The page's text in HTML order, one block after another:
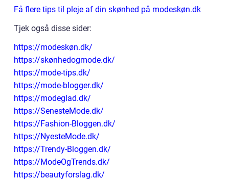
Få flere tips til pleje af din skønhed på modeskøn.dk
Tjek også disse sider:
https://modeskøn.dk/
https://skønhedogmode.dk/
https://mode-tips.dk/
https://mode-blogger.dk/
https://modeglad.dk/
https://SenesteMode.dk/
https://Fashion-Bloggen.dk/
https://NyesteMode.dk/
https://Trendy-Bloggen.dk/
https://ModeOgTrends.dk/
https://beautyforslag.dk/